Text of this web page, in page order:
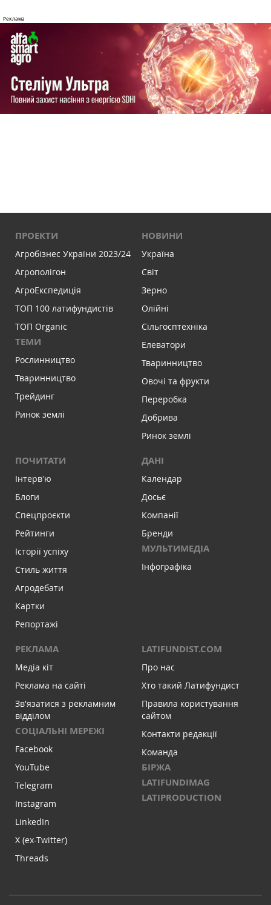
ПРОЕКТИ
Агробізнес України 2023/24
Агрополігон
АгроЕкспедиція
ТОП 100 латифундистів
ТОП Organic
ТЕМИ
Рослинництво
Тваринництво
Трейдинг
Ринок землі
НОВИНИ
Україна
Світ
Зерно
Олійні
Сільгосптехніка
Елеватори
Тваринництво
Овочі та фрукти
Переробка
Добрива
Ринок землі
ПОЧИТАТИ
Інтервʼю
Блоги
Спецпроєкти
Рейтинги
Історії успіху
Стиль життя
Агродебати
Картки
Репортажі
ДАНІ
Календар
Досьє
Компанії
Бренди
МУЛЬТИМЕДІА
Інфографіка
РЕКЛАМА
Медіа кіт
Реклама на сайті
Зв'язатися з рекламним
відділом
СОЦІАЛЬНІ МЕРЕЖІ
Facebook
YouTube
Telegram
Instagram
LinkedIn
X (ex-Twitter)
Threads
LATIFUNDIST.COM
Про нас
Хто такий Латифундист
Правила користування
сайтом
Контакти редакції
Команда
БІРЖА
LATIFUNDIMAG
LATIPRODUCTION